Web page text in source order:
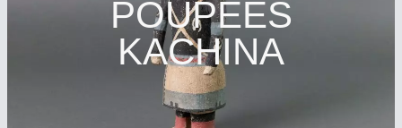
POUPÉES
KACHINA